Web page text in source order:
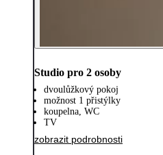
Studio pro 2 osoby
dvoulůžkový pokoj
možnost 1 přistýlky
koupelna, WC
TV
zobrazit podrobnosti